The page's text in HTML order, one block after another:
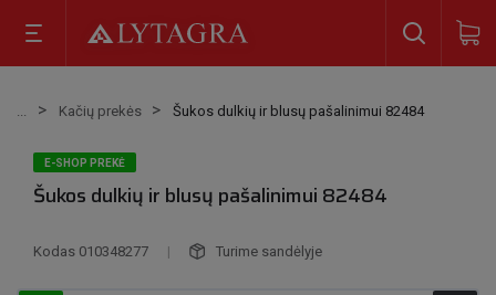
Kačių prekės Šukos dulkių ir blusų pašalinimui 82484
E-SHOP PREKĖ
Šukos dulkių ir blusų pašalinimui 82484
Kodas 010348277 | Turime sandėlyje